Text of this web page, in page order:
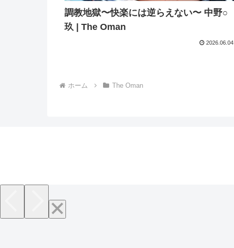
調教地獄〜快楽には逆らえない〜 中野○
玖 | The Oman
2026.06.04
ホーム The Oman